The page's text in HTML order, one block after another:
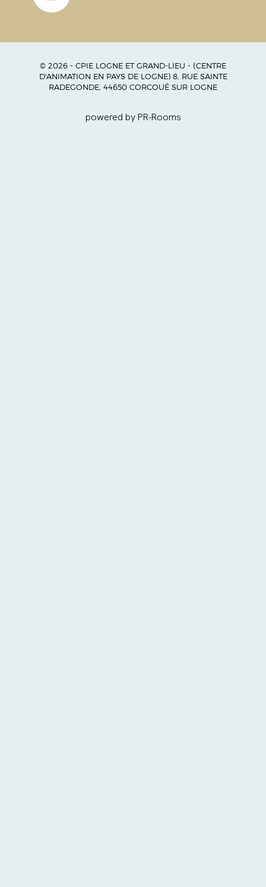
© 2026 - CPIE LOGNE ET GRAND-LIEU - (CENTRE
D'ANIMATION EN PAYS DE LOGNE) 8, RUE SAINTE
RADEGONDE, 44650 CORCOUÉ SUR LOGNE
powered by PR-Rooms